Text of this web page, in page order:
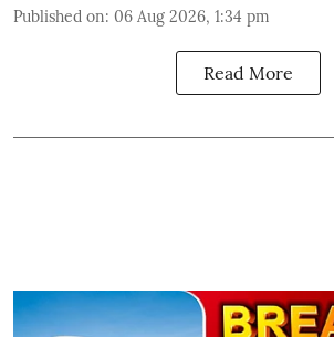
Published on: 06 Aug 2026, 1:34 pm
Read More